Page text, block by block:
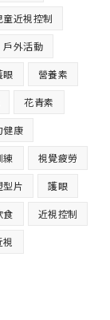
童近視控制
戶外活動
眼 營養素
花青素
健康
練 視覺疲勞
型片 護眼
食 近視控制